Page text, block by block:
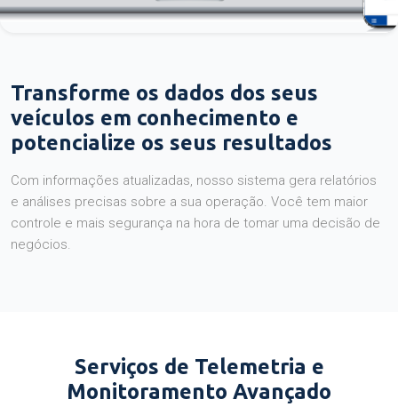
Transforme os dados dos seus
veículos em conhecimento e
potencialize os seus resultados
Com informações atualizadas, nosso sistema gera relatórios
e análises precisas sobre a sua operação. Você tem maior
controle e mais segurança na hora de tomar uma decisão de
negócios.
Serviços de Telemetria e
Monitoramento Avançado